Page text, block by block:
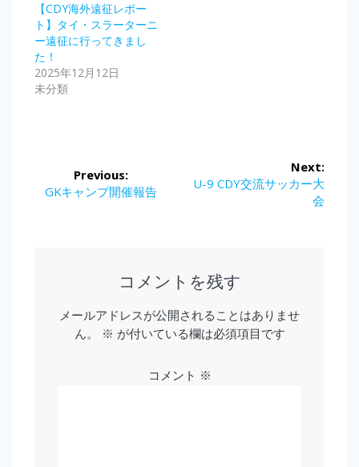
【CDY海外遠征レポー
ト】タイ・スラーターニ
ー遠征に行ってきまし
た！
2025年12月12日
未分類
Previous:
Previous
GKキャンプ開催報告
Next:
Next
U-9 CDY交流サッカー大
会
コメントを残す
メールアドレスが公開されることはありませ
ん。
※ が付いている欄は必須項目です
コメント ※